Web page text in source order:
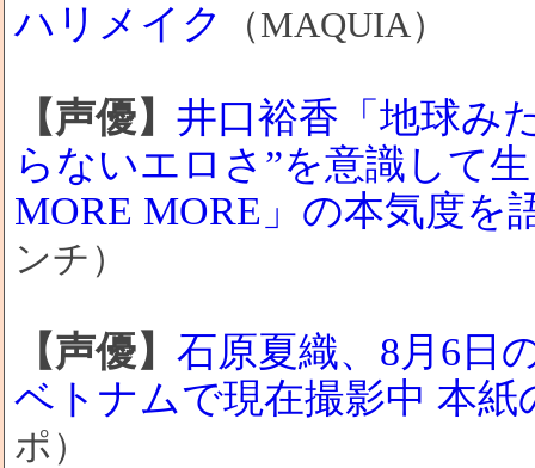
ハリメイク
（MAQUIA）
【声優】 井口裕香「地球み
らないエロさ”を意識して
MORE MORE」の本気度
ンチ）
【声優】 石原夏織、8月6日
ベトナムで現在撮影中 本
ポ）